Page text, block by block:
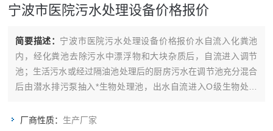
宁波市医院污水处理设备价格报价
简要描述： 宁波市医院污水处理设备价格报价水自流入化粪池
内，经化粪池去除污水中漂浮物和大块杂质后，自流进入调节
池；生活污水或经过隔油池处理后的厨房污水在调节池充分混合
后由潜水排污泵抽入*生物处理池，出水自流进入O级生物处理
片消毒后达标排出
厂商性质： 生产厂家